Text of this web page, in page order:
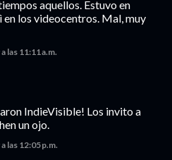
aquellos. Estuvo en
en los videocentros. Mal, muy
las 11:11 a.m.
IndieVisible! Los invito a
un ojo.
las 12:05 p.m.